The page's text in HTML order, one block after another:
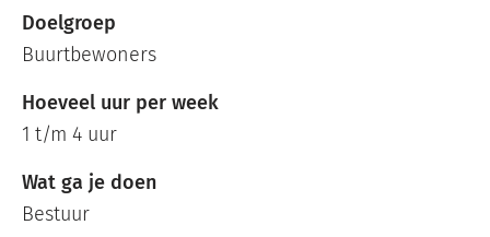
Doelgroep
Buurtbewoners
Hoeveel uur per week
1 t/m 4 uur
Wat ga je doen
Bestuur